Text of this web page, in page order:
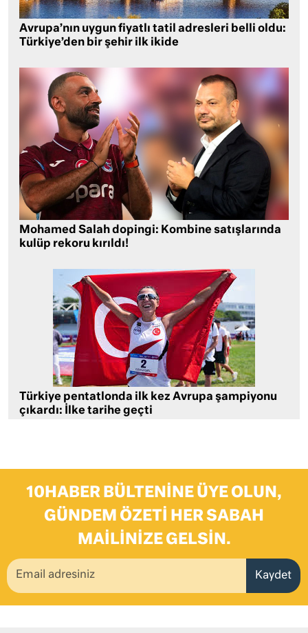
Avrupa’nın uygun fiyatlı tatil adresleri belli oldu:
Türkiye’den bir şehir ilk ikide
Mohamed Salah dopingi: Kombine satışlarında
kulüp rekoru kırıldı!
Türkiye pentatlonda ilk kez Avrupa şampiyonu
çıkardı: İlke tarihe geçti
10HABER BÜLTENINE ÜYE OLUN,
GÜNDEM ÖZETI HER SABAH
MAILINIZE GELSIN.
Kaydet